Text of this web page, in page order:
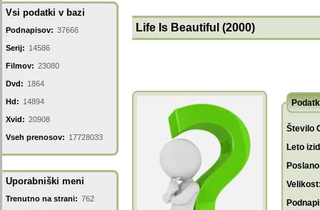
Vsi podatki v bazi
Podnapisov: 37666
Serij: 14586
Filmov: 23080
Dvd: 1864
Hd: 14894
Xvid: 20908
Vseh prenosov: 17728033
Uporabniški meni
Trenutno na strani: 762
Life Is Beautiful (2000)
Število
Leto